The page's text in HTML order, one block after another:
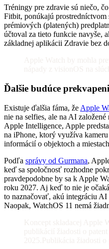
Tréningy pre zdravie sú niečo,
Fitbit, ponúkajú
prémiových (platených)
účtoval za tieto funkcie navyše,
základnej aplikácii Zdravie bez
Ďalšie budúce
Existuje ďalšia fáma, že Apple
nie na selfies, ale na AI
Apple Intelligence, Apple
na iPhone, ktorý využíva
informácií o objektoch a
Podľa správy od Gurmana,
keď sa spoločnosť rozhodne
pravdepodobne by sa k Apple
roku 2027. Aj keď to nie je
to naznačovať, akú integráciu
Naopak, WatchOS 11 nemá